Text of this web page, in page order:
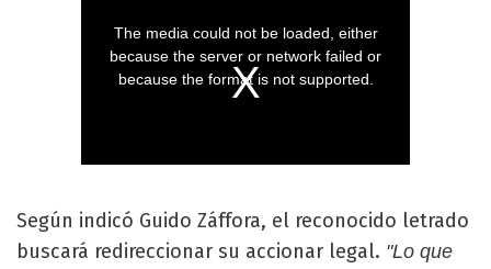
Según indicó Guido Záffora, el reconocido letrado
buscará redireccionar su accionar legal. "Lo que